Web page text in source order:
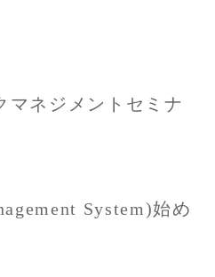
マネジメントセミナ
System)始め